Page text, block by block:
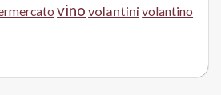
vino volantini volantino